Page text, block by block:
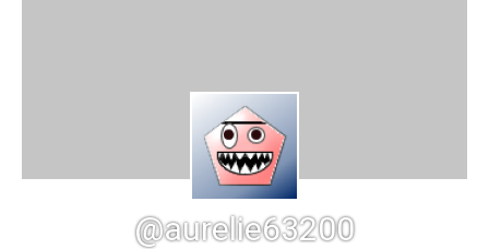
@aurelie63200